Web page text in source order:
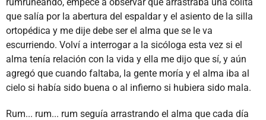
que salía por la abertura del espaldar y el asiento de la silla
ortopédica y me dije debe ser el alma que se le va
escurriendo. Volví a interrogar a la sicóloga esta vez si el
alma tenía relación con la vida y ella me dijo que sí, y aún
agregó que cuando faltaba, la gente moría y el alma iba al
cielo si había sido buena o al infierno si hubiera sido mala.
Rum... rum... rum seguía arrastrando el alma que cada día